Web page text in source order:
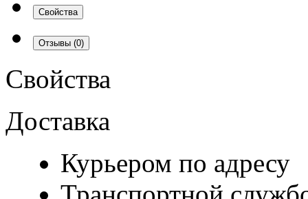
Свойства
Отзывы (0)
Свойства
Доставка
Курьером по адресу